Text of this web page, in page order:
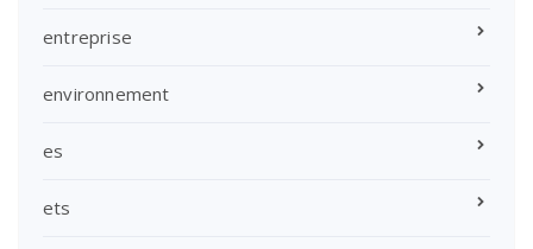
entreprise
environnement
es
ets